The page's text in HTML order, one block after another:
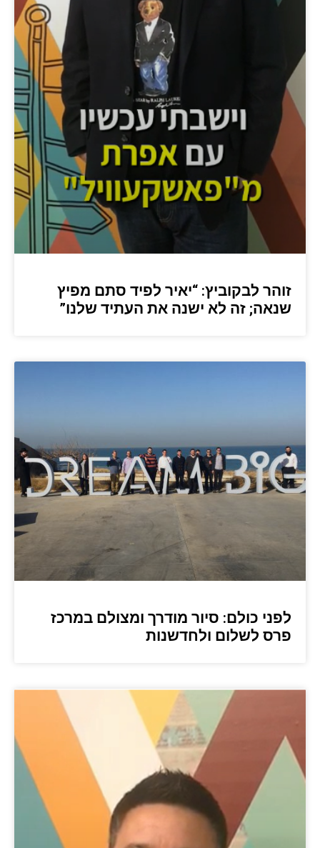
זוהר לבקוביץ: “יאיר לפיד סתם מפיץ
שנאה; זה לא ישנה את העתיד שלנו”
לפני כולם: סיור מודרך ומצולם במרכז
פרס לשלום ולחדשנות